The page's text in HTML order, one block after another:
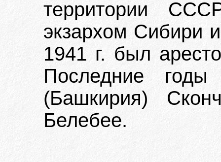
территории
экзархом Сибири
1941 г. был
Последние
(Башкирия)
Белебее.